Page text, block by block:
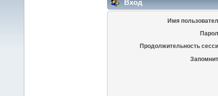
Вход
Имя
Продолжительность